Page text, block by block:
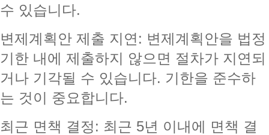
수 있습니다.
변제계획안 제출 지연: 변제계획안을 법정
기한 내에 제출하지 않으면 절차가 지연되
거나 기각될 수 있습니다. 기한을 준수하
는 것이 중요합니다.
최근 면책 결정: 최근 5년 이내에 면책 결